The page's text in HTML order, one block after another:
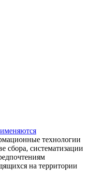
технологии
сбора, систематизации
на территории